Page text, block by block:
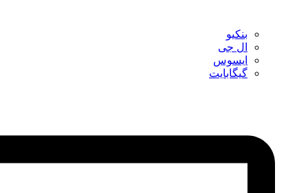
بنکیو
ال جی
ایسوس
گیگابایت